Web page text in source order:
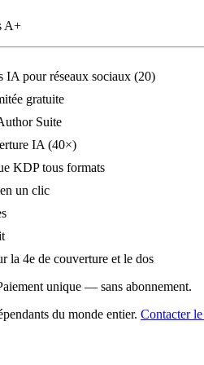
A+
IA pour réseaux sociaux (20)
gratuite
Suite
IA (40×)
KDP tous formats
un clic
la 4e de couverture et le dos
unique — sans abonnement.
du monde entier. Contacter